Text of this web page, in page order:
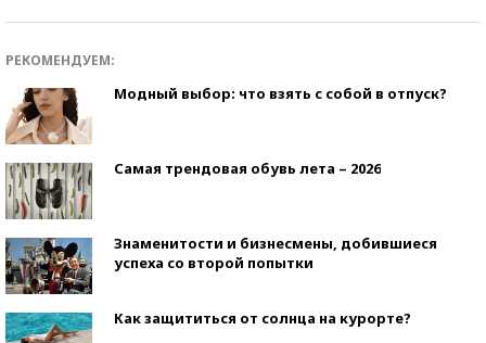
РЕКОМЕНДУЕМ:
Модный выбор: что взять с собой в отпуск?
Самая трендовая обувь лета – 2026
Знаменитости и бизнесмены, добившиеся
успеха со второй попытки
Как защититься от солнца на курорте?